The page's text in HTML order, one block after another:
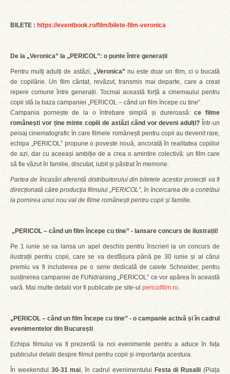
BILETE : https://eventbook.ro/film/bilete-film-veronica
De la „Veronica” la „PERICOL”: o punte între generații
Pentru mulți adulți de astăzi, „Veronica”nu este doar un film, ci o bucată
de copilărie. Un film cântat, revăzut, transmis mai departe, care a creat
repere comune între generații. Tocmai această forță a cinemaului pentru
copii stă la baza campaniei „PERICOL – când un film începe cu tine”.
Campania pornește de la o întrebare simplă și dureroasă:ce filme
românești vor ține minte copiii de astăzi când vor deveni adulți? Într-un
peisaj cinematografic în care filmele românești pentru copii au devenit rare,
echipa „PERICOL” propune o poveste nouă, ancorată în realitatea copiilor
de azi, dar cu aceeași ambiție de a crea o amintire colectivă: un film care
să fie văzut în familie, discutat, iubit și păstrat în memorie.
Partea de încasări aferentă distribuitorului din biletele acestor proiecții va fi
direcționată către producția filmului „PERICOL”, în încercarea de a contribui
la pornirea unui nou val de filme românești pentru copii și familie.
„PERICOL – când un film începe cu tine” - lansare concurs de ilustrații!
Pe 1 iunie se va lansa un apel deschis pentru înscrieri la un concurs de
ilustrații pentru copii, care se va desfășura până pe 30 iunie și al cărui
premiu va fi includerea pe o serie dedicată de caiete Schneider, pentru
susținerea campaniei de FUNdraising „PERICOL” ce vor apărea în această
vară. Mai multe detalii vor fi publicate pe site-ul pericolfilm.ro.
„PERICOL – când un film începe cu tine” - o campanie activă și în cadrul
evenimentelor din București
Echipa filmului va fi prezentă la noi evenimente pentru a aduce în fața
publicului detalii despre filmul pentru copii și importanța acestuia.
În weekendul 30-31 mai, în cadrul evenimentului Festa di Rusalii(Piața